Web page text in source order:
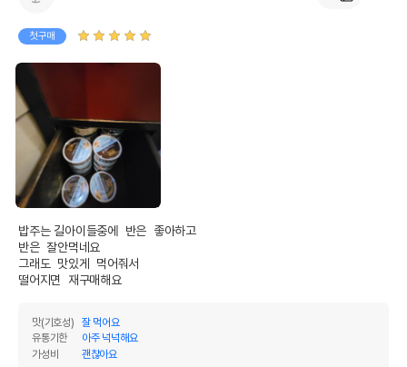
첫구매
밥주는 길아이들중에  반은  좋아하고
반은  잘안먹네요
그래도  맛있게  먹어줘서
떨어지면  재구매해요
맛(기호성)
잘 먹어요
유통기한
아주 넉넉해요
가성비
괜찮아요